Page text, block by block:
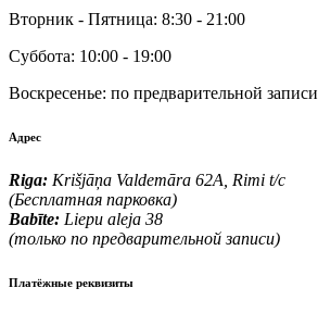
Вторник - Пятница: 8:30 - 21:00
Суббота: 10:00 - 19:00
Воскресенье: по предварительной записи
Адрес
Riga: Krišjāņa Valdemāra 62A, Rimi t/c
(Бесплатная парковка)
Babīte: Liepu aleja 38
(только по предварительной записи)
Платёжные реквизиты